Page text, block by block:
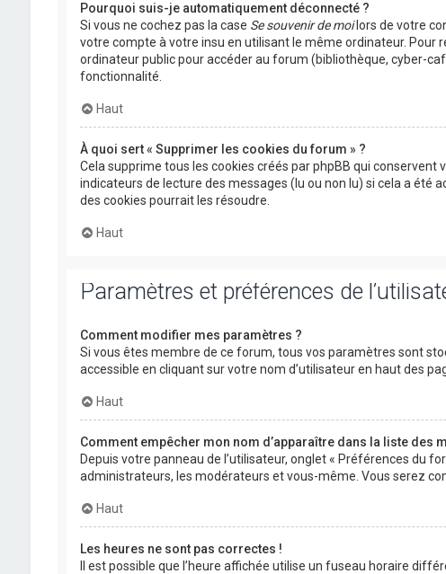
Pourquoi suis-je automatiquement déconnecté ?
Si vous ne cochez pas la case Se souvenir de moilors de votre
votre compte à votre insu en utilisant le même ordinateur. Pour
ordinateur public pour accéder au forum (bibliothèque, cyber-
fonctionnalité.
Haut
À quoi sert « Supprimer les cookies du forum » ?
Cela supprime tous les cookies créés par phpBB qui
indicateurs de lecture des messages (lu ou non lu) si cela a été
des cookies pourrait les résoudre.
Haut
Paramètres et préférences de
Comment modifier mes paramètres ?
Si vous êtes membre de ce forum, tous vos paramètres sont
accessible en cliquant sur votre nom d’utilisateur en haut des
Haut
Comment empêcher mon nom d’apparaître dans la liste des
Depuis votre panneau de l’utilisateur, onglet « Préférences du
administrateurs, les modérateurs et vous-même. Vous serez
Haut
Les heures ne sont pas correctes !
Il est possible que l’heure affichée utilise un fuseau horaire